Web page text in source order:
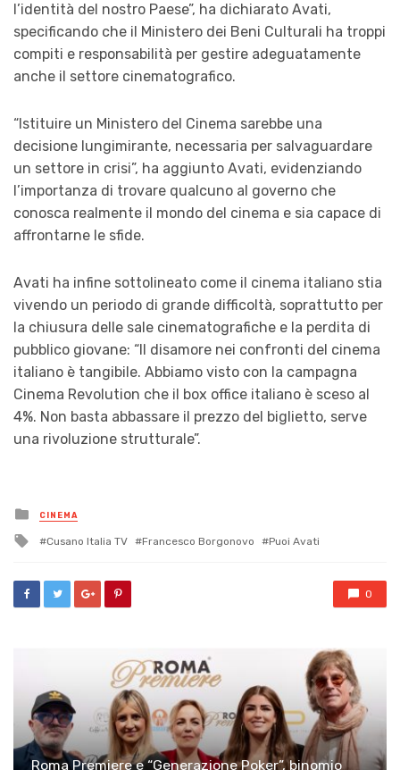
l’identità del nostro Paese”, ha dichiarato Avati,
specificando che il Ministero dei Beni Culturali ha troppi
compiti e responsabilità per gestire adeguatamente
anche il settore cinematografico.
“ Istituire un Ministero del Cinema sarebbe una
decisione lungimirante, necessaria per salvaguardare
un settore in crisi”, ha aggiunto Avati, evidenziando
l’importanza di trovare qualcuno al governo che
conosca realmente il mondo del cinema e sia capace di
affrontarne le sfide.
Avati ha infine sottolineato come il cinema italiano stia
vivendo un periodo di grande difficoltà, soprattutto per
la chiusura delle sale cinematografiche e la perdita di
pubblico giovane: “ Il disamore nei confronti del cinema
italiano è tangibile. Abbiamo visto con la campagna
Cinema Revolution che il box office italiano è sceso al
4%. Non basta abbassare il prezzo del biglietto, serve
una rivoluzione strutturale”.
Posted
in
CINEMA
Tagged
Cusano Italia TV Francesco Borgonovo Puoi Avati
0
Roma Premiere e “Generazione Poker”, binomio